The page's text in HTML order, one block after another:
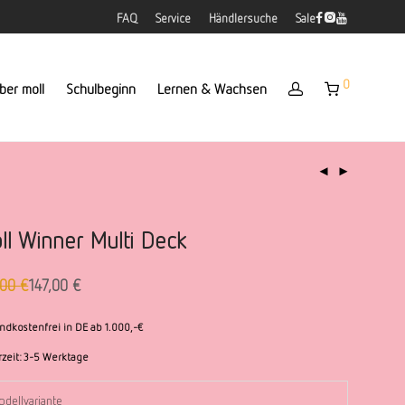
FAQ Service Händlersuche Sale
moll Schulbeginn Lernen & Wachsen 0
Winner Multi Deck
€147,00 €
in DE ab 1.000,-€
3-5 Werktage